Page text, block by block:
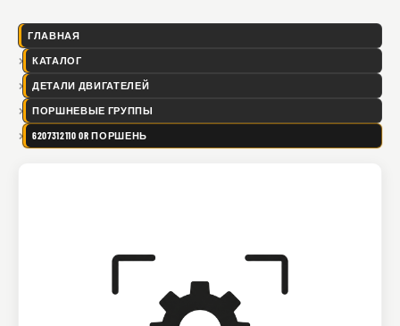
ГЛАВНАЯ
КАТАЛОГ
ДЕТАЛИ ДВИГАТЕЛЕЙ
ПОРШНЕВЫЕ ГРУППЫ
6207312110 OR ПОРШЕНЬ